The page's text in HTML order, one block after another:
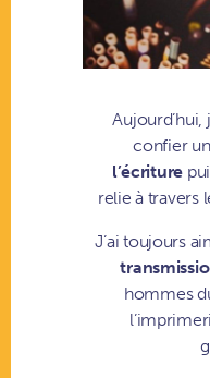
Aujourd’hui,
confier
l’écriture
relie à travers
J’ai toujours
hommes